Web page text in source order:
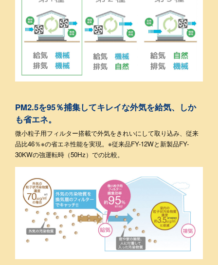
PM2.5を95％捕集してキレイな外気を給気、しか
も省エネ。
微小粒子用フィルター搭載で外気をきれいにして取り込み、従来
品比46％※の省エネ性能を実現。※従来品FY-12Wと新製品FY-
30KWの強運転時（50Hz）での比較。